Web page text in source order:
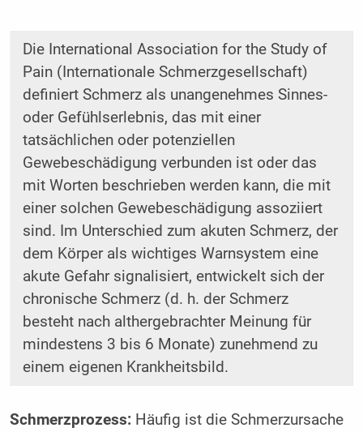
Die International Association for the Study of
Pain (Internationale Schmerzgesellschaft)
definiert Schmerz als unangenehmes Sinnes-
oder Gefühlserlebnis, das mit einer
tatsächlichen oder potenziellen
Gewebeschädigung verbunden ist oder das
mit Worten beschrieben werden kann, die mit
einer solchen Gewebeschädigung assoziiert
sind. Im Unterschied zum akuten Schmerz, der
dem Körper als wichtiges Warnsystem eine
akute Gefahr signalisiert, entwickelt sich der
chronische Schmerz (d. h. der Schmerz
besteht nach althergebrachter Meinung für
mindestens 3 bis 6 Monate) zunehmend zu
einem eigenen Krankheitsbild.
Schmerzprozess: Häufig ist die Schmerzursache